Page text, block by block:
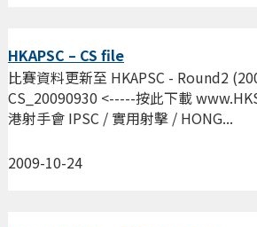
HKAPSC – CS file
2009-10-24
比賽資料更新至 HKAPSC - Round2
CS_20090930 <-----按此下載
港射手會 IPSC / 實用射擊 / HONG...